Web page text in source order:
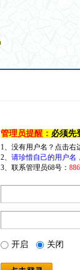
管理员提醒： 必须先
1、没有用户名？点击
2、 请珍惜自己的用户名
3、联系管理员68号：
开启 关闭